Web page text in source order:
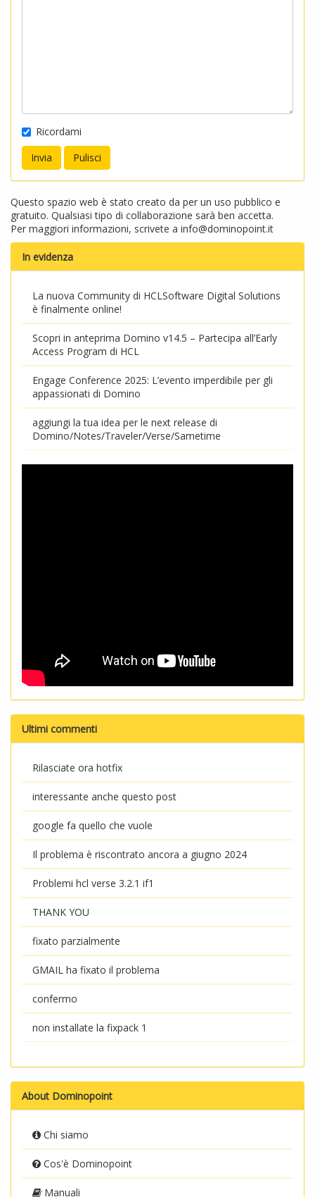
Ricordami
Questo spazio web è stato creato da per un uso pubblico e
gratuito. Qualsiasi tipo di collaborazione sarà ben accetta.
Per maggiori informazioni, scrivete a info@dominopoint.it
In evidenza
La nuova Community di HCLSoftware Digital Solutions
è finalmente online!
Scopri in anteprima Domino v14.5 – Partecipa all’Early
Access Program di HCL
Engage Conference 2025: L’evento imperdibile per gli
appassionati di Domino
aggiungi la tua idea per le next release di
Domino/Notes/Traveler/Verse/Sametime
Ultimi commenti
Rilasciate ora hotfix
interessante anche questo post
google fa quello che vuole
Il problema è riscontrato ancora a giugno 2024
Problemi hcl verse 3.2.1 if1
THANK YOU
fixato parzialmente
GMAIL ha fixato il problema
confermo
non installate la fixpack 1
About Dominopoint
Chi siamo
Cos'è Dominopoint
Manuali